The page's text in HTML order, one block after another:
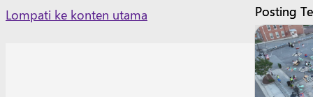
Skip
Lompati ke konten utama Posting
Posting